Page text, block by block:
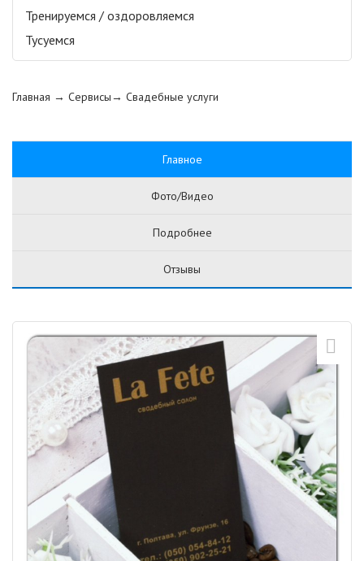
Тренируемся / оздоровляемся
Тусуемся
Главная → Сервисы→ Свадебные услуги
Главное
Фото/Видео
Подробнее
Отзывы